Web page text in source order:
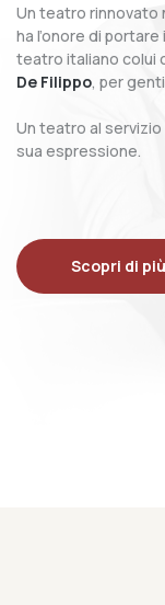
Un teatro rinnovato
ha l’onore di
teatro italiano colui
De Filippo, per
Un teatro al
sua espressione.
Scopri di più